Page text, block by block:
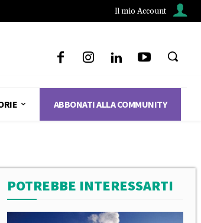
Il mio Account
ABBONATI ALLA COMMUNITY
POTREBBE INTERESSARTI